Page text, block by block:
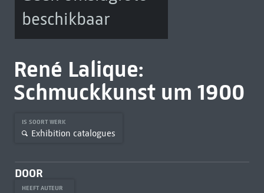
beschikbaar
René Lalique:
Schmuckkunst um 1900
IS SOORT WERK
Exhibition catalogues
DOOR
HEEFT AUTEUR